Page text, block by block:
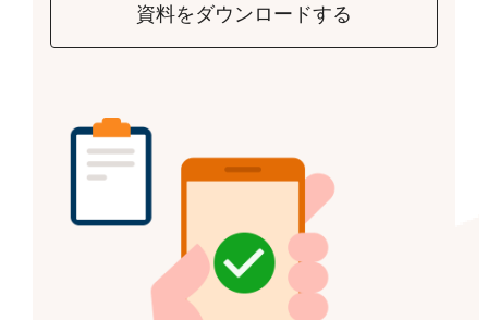
資料をダウンロードする